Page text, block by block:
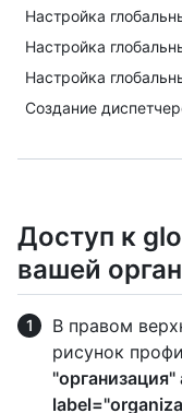
Настройка
Настройка
Настройка
Создание
Доступ к
вашей
В правом
рисунок